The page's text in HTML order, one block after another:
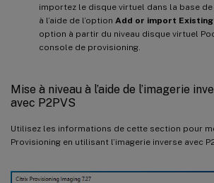
importez le disque virtuel dans la base
à l’aide de l’option Add or import Existing
option à partir du niveau disque virtuel
console de provisioning.
Mise à niveau à l’aide de l’imagerie
avec P2PVS
Utilisez les informations de cette section pour
Provisioning en utilisant l’imagerie inverse avec